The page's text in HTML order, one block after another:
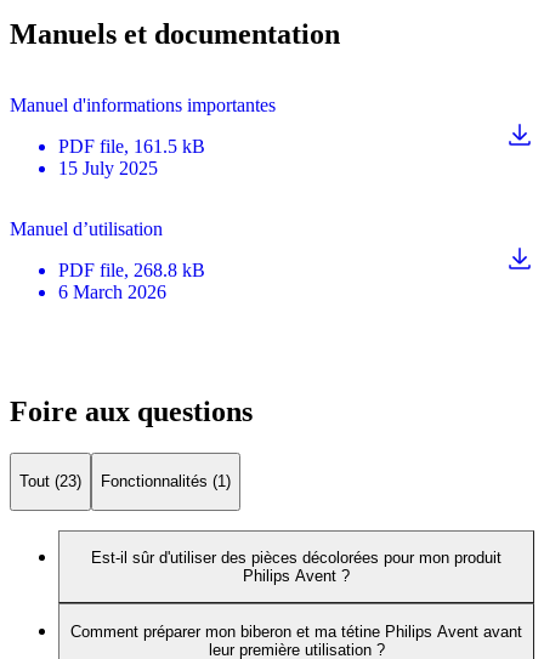
Manuels et documentation
Manuel d'informations importantes
PDF file, 161.5 kB
15 July 2025
Manuel d’utilisation
PDF file, 268.8 kB
6 March 2026
Foire aux questions
Tout (23) Fonctionnalités (1)
Est-il sûr d'utiliser des pièces décolorées pour mon produit
Philips Avent ?
Comment préparer mon biberon et ma tétine Philips Avent avant
leur première utilisation ?